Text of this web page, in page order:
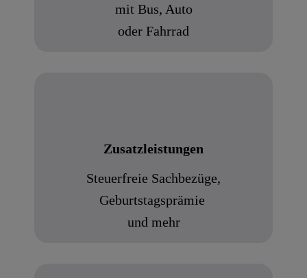
mit Bus, Auto
oder Fahrrad
Zusatzleistungen
Steuerfreie Sachbezüge,
Geburtstagsprämie
und mehr